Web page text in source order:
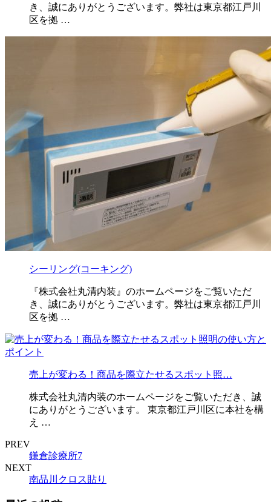
き、誠にありがとうございます。弊社は東京都江戸川
区を拠 …
シーリング(コーキング)
『株式会社丸清内装』のホームページをご覧いただ
き、誠にありがとうございます。弊社は東京都江戸川
区を拠 …
売上が変わる！商品を際立たせるスポット照…
株式会社丸清内装のホームページをご覧いただき、誠
にありがとうございます。 東京都江戸川区に本社を構
え …
PREV
鎌倉診療所7
NEXT
南品川クロス貼り